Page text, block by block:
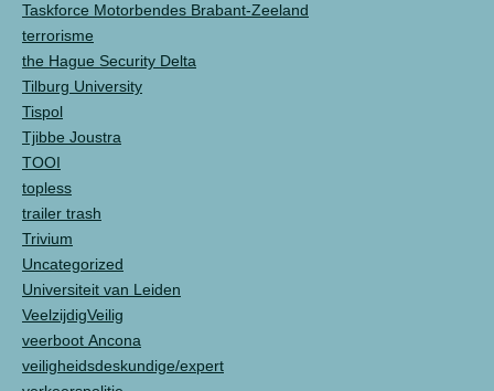
Taskforce Motorbendes Brabant-Zeeland
terrorisme
the Hague Security Delta
Tilburg University
Tispol
Tjibbe Joustra
TOOI
topless
trailer trash
Trivium
Uncategorized
Universiteit van Leiden
VeelzijdigVeilig
veerboot Ancona
veiligheidsdeskundige/expert